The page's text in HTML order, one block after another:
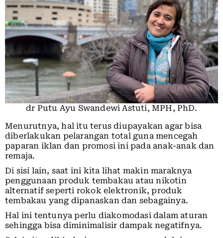
dr Putu Ayu Swandewi Astuti, MPH, PhD.
Menurutnya, hal itu terus diupayakan agar bisa
diberlakukan pelarangan total guna mencegah
paparan iklan dan promosi ini pada anak-anak dan
remaja.
Di sisi lain, saat ini kita lihat makin maraknya
penggunaan produk tembakau atau nikotin
alternatif seperti rokok elektronik, produk
tembakau yang dipanaskan dan sebagainya.
Hal ini tentunya perlu diakomodasi dalam aturan
sehingga bisa diminimalisir dampak negatifnya.